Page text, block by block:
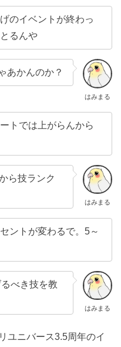
のイベントが終わっ
るんや
はみまる
あかんのか？
トでは上がらんから
はみまる
ら技ランク
ントが変わるで。5～
はみまる
べき技を教
ユニバース3.5周年のイ